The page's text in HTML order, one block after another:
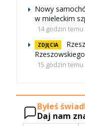
Nowy
w mieleckim
14 godzin temu
ZDJĘCIA
15 godzin temu
Byłeś
Daj nam